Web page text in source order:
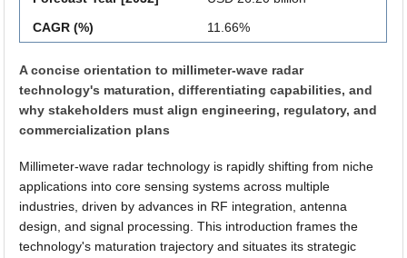
CAGR (%)
11.66%
A concise orientation to millimeter-wave radar
technology's maturation, differentiating capabilities, and
why stakeholders must align engineering, regulatory, and
commercialization plans
Millimeter-wave radar technology is rapidly shifting from niche
applications into core sensing systems across multiple
industries, driven by advances in RF integration, antenna
design, and signal processing. This introduction frames the
technology's maturation trajectory and situates its strategic